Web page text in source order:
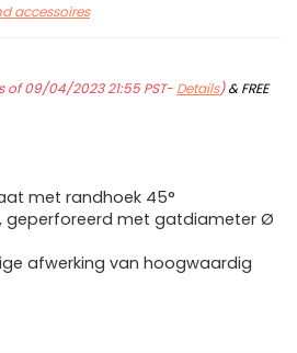
accessoires
of 09/04/2023 21:55 PST- Details)&FREE
met randhoek 45°
geperforeerd met gatdiameter Ø
afwerking van hoogwaardig